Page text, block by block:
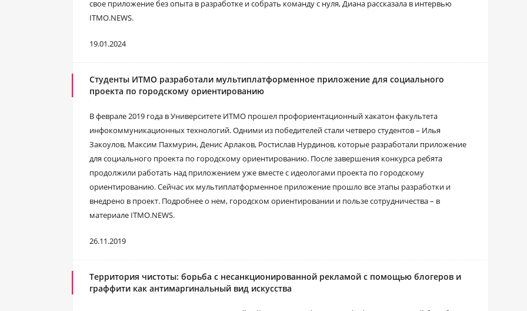
свое приложение без опыта в разработке и собрать команду с нуля, Диана рассказала в интервью
ITMO.NEWS.
19.01.2024
Студенты ИТМО разработали мультиплатформенное приложение для социального
проекта по городскому ориентированию
В феврале 2019 года в Университете ИТМО прошел профориентационный хакатон факультета
инфокоммуникационных технологий. Одними из победителей стали четверо студентов – Илья
Закоулов, Максим Пахмурин, Денис Арлаков, Ростислав Нурдинов, которые разработали приложение
для социального проекта по городскому ориентированию. После завершения конкурса ребята
продолжили работать над приложением уже вместе с идеологами проекта по городскому
ориентированию. Сейчас их мультиплатформенное приложение прошло все этапы разработки и
внедрено в проект. Подробнее о нем, городском ориентировании и пользе сотрудничества – в
материале ITMO.NEWS.
26.11.2019
Территория чистоты: борьба с несанкционированной рекламой с помощью блогеров и
граффити как антимаргинальный вид искусства